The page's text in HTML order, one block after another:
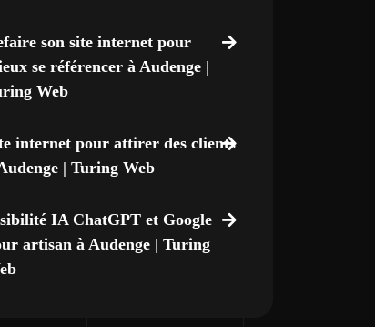
son site internet pour
se référencer à Audenge |
Web
internet pour attirer des clients
| Turing Web
IA ChatGPT et Google
artisan à Audenge | Turing